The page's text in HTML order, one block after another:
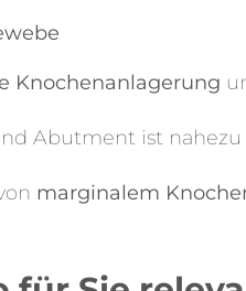
Knochenanlagerung
Abutment ist nahezu
marginalem